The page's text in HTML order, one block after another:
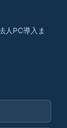
人PC導入ま